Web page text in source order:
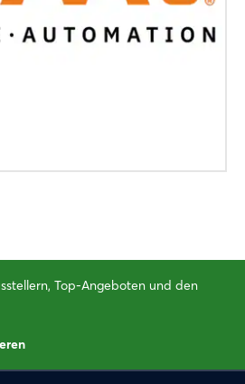
Top-Angeboten und den